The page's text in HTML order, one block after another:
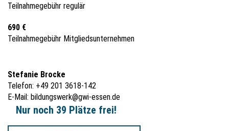
Teilnahmegebühr regulär
690 €
Teilnahmegebühr Mitgliedsunternehmen
Stefanie Brocke
Telefon: +49 201 3618-142
E-Mail: bildungswerk@gwi-essen.de
Nur noch 39 Plätze frei!